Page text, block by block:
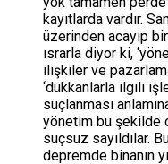
kayıtlarda vardır.
üzerinden acayip
ısrarla diyor ki,
ilişkiler ve
‘dükkanlarla ilgili
suçlanması
yönetim bu şekilde
suçsuz sayıldılar.
depremde binanın